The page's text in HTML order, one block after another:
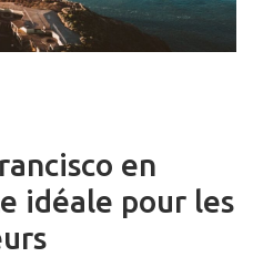
en
idéale pour les